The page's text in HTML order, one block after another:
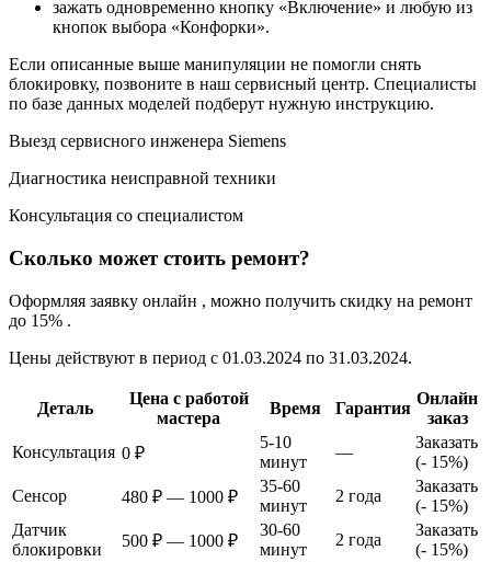
зажать одновременно кнопку «Включение» и любую из
кнопок выбора «Конфорки».
Если описанные выше манипуляции не помогли снять
блокировку, позвоните в наш сервисный центр. Специалисты
по базе данных моделей подберут нужную инструкцию.
Выезд сервисного инженера Siemens
Диагностикa неисправной техники
Консультация со специалистом
Сколько может стоить ремонт?
Оформляя заявку онлайн , можно получить скидку на ремонт
до 15% .
Цены действуют в период с 01.03.2024 по 31.03.2024.
Деталь
Цена с работой
мастера
Время Гарантия
Онлайн
заказ
Консультация 0 ₽
5-10
минут
—
Заказать
(- 15%)
Сенсор
480 ₽ — 1000 ₽
35-60
минут
2 года
Заказать
(- 15%)
Датчик
блокировки
500 ₽ — 1000 ₽
30-60
минут
2 года
Заказать
(- 15%)